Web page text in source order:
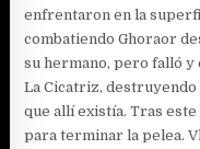
enfrentaron en la
combatiendo Ghoraor
su hermano, pero falló y
La Cicatriz,
que allí existía. Tras
para terminar la pelea.